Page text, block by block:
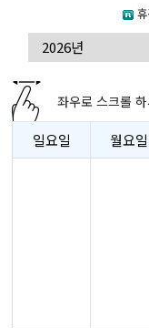
좌우로 스크롤
일요일 월요일